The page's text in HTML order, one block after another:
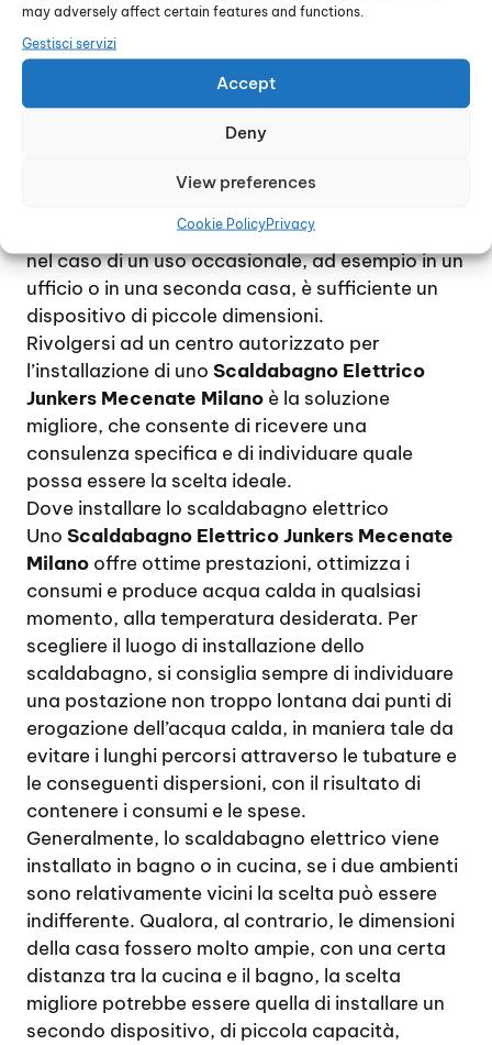
may adversely affect certain features and functions.
Gestisci servizi
Accept
Deny
View preferences
Cookie PolicyPrivacy
minimo le spese di gestione, si consiglia di
installare uno scaldabagno di proporzioni
conto che, approssimativamente, il consumo di
energia elettrica per due persone si aggira
Per una famiglia di 4 / 5 persona, che utilizzino
scegliere un modello piuttosto capiente mentre,
nel caso di un uso occasionale, ad esempio in un
ufficio o in una seconda casa, è sufficiente un
dispositivo di piccole dimensioni.
Rivolgersi ad un centro autorizzato per
l’installazione di uno Scaldabagno Elettrico
Junkers Mecenate Milano è la soluzione
migliore, che consente di ricevere una
consulenza specifica e di individuare quale
possa essere la scelta ideale.
Dove installare lo scaldabagno elettrico
Uno Scaldabagno Elettrico Junkers Mecenate
Milano offre ottime prestazioni, ottimizza i
consumi e produce acqua calda in qualsiasi
momento, alla temperatura desiderata. Per
scegliere il luogo di installazione dello
scaldabagno, si consiglia sempre di individuare
una postazione non troppo lontana dai punti di
erogazione dell’acqua calda, in maniera tale da
evitare i lunghi percorsi attraverso le tubature e
le conseguenti dispersioni, con il risultato di
contenere i consumi e le spese.
Generalmente, lo scaldabagno elettrico viene
installato in bagno o in cucina, se i due ambienti
sono relativamente vicini la scelta può essere
indifferente. Qualora, al contrario, le dimensioni
della casa fossero molto ampie, con una certa
distanza tra la cucina e il bagno, la scelta
migliore potrebbe essere quella di installare un
secondo dispositivo, di piccola capacità,